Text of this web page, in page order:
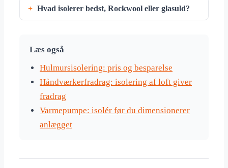
Hvad isolerer bedst, Rockwool eller glasuld?
Læs også
Hulmursisolering: pris og besparelse
Håndværkerfradrag: isolering af loft giver
fradrag
Varmepumpe: isolér før du dimensionerer
anlægget